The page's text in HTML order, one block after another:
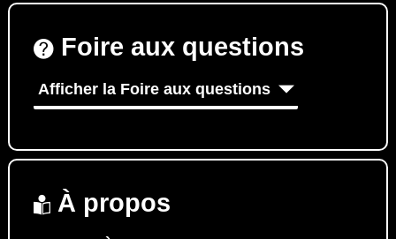
Foire aux questions
Afficher la Foire aux questions
À propos